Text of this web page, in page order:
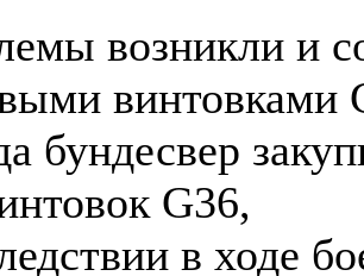
возникли и
винтовками
бундесвер
G36,
в ходе